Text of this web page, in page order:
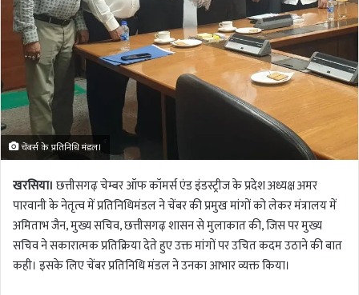
चेंबर्स के प्रतिनिधि मंडल।
खरसिया। छत्तीसगढ़ चेम्बर ऑफ कॉमर्स एंड इंडस्ट्रीज के प्रदेश अध्यक्ष अमर
पारवानी के नेतृत्व में प्रतिनिधिमंडल ने चेंबर की प्रमुख मांगों को लेकर मंत्रालय में
अमिताभ जैन, मुख्य सचिव, छत्तीसगढ़ शासन से मुलाकात की, जिस पर मुख्य
सचिव ने सकारात्मक प्रतिक्रिया देते हुए उक्त मांगों पर उचित कदम उठाने की बात
कही। इसके लिए चेंबर प्रतिनिधि मंडल ने उनका आभार व्यक्त किया।